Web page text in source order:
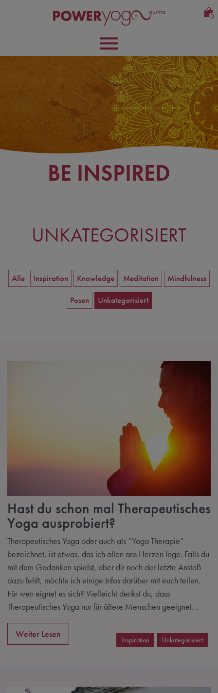
0
BE INSPIRED
UNKATEGORISIERT
Alle Inspiration Knowledge Meditation Mindfulness
Posen Unkategorisiert
Hast du schon mal Therapeutisches
Yoga ausprobiert?
Therapeutisches Yoga oder auch als “Yoga Therapie”
bezeichnet, ist etwas, das ich allen ans Herzen lege. Falls du
mit dem Gedanken spielst, aber dir noch der letzte Anstoß
dazu fehlt, möchte ich einige Infos darüber mit euch teilen.
Für wen eignet es sich? Vielleicht denkst du, dass
Therapeutisches Yoga nur für ältere Menschen geeignet…
Weiter Lesen
Inspiration Unkategorisiert